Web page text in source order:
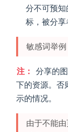
分不可预
标，被分享
敏感词举
注： 分享的
下的资源。否
示的情况。
由于不能